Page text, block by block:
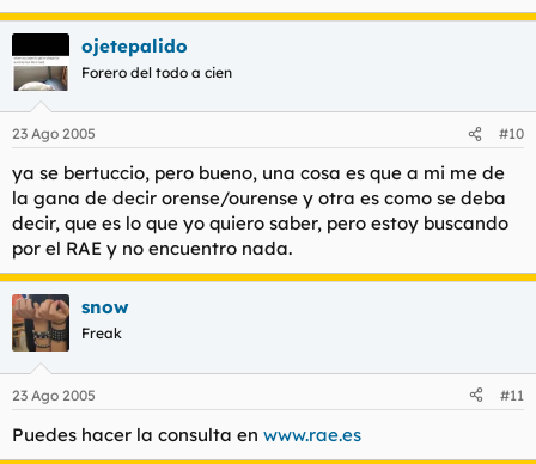
ojetepalido
Forero del todo a cien
23 Ago 2005 #10
ya se bertuccio, pero bueno, una cosa es que a mi me de
la gana de decir orense/ourense y otra es como se deba
decir, que es lo que yo quiero saber, pero estoy buscando
por el RAE y no encuentro nada.
snow
Freak
23 Ago 2005 #11
Puedes hacer la consulta en www.rae.es